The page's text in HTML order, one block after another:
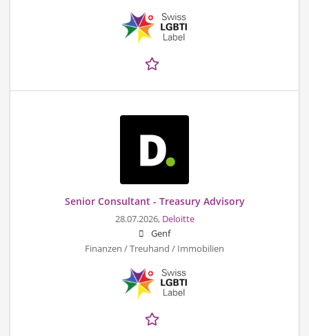
Senior Consultant - Treasury Advisory
28.07.2026, Deloitte
Genf
Finanzen / Treuhand / Immobilien